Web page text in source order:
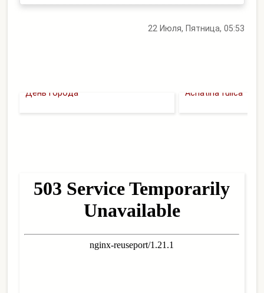
22 Июля, Пятница, 05:53
День города Achatina fulica